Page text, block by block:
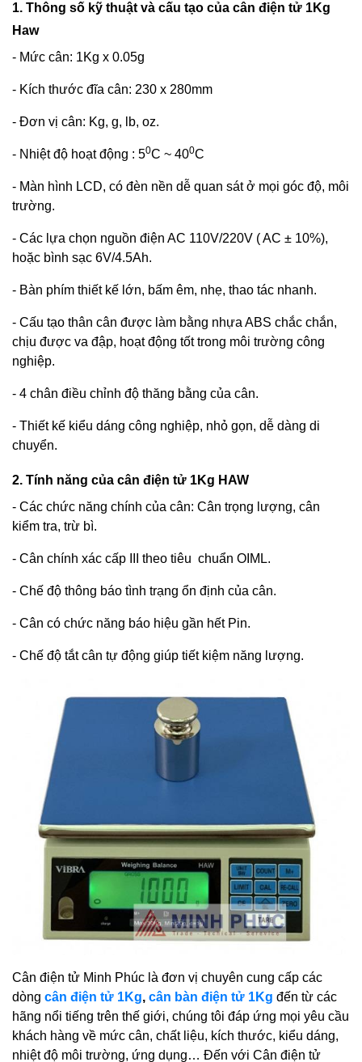
1. Thông số kỹ thuật và cấu tạo của cân điện tử 1Kg
Haw
- Mức cân: 1Kg x 0.05g
- Kích thước đĩa cân: 230 x 280mm
- Đơn vị cân: Kg, g, lb, oz.
- Nhiệt độ hoạt động : 50C ~ 400C
- Màn hình LCD, có đèn nền dễ quan sát ở mọi góc độ, môi
trường.
- Các lựa chọn nguồn điện AC 110V/220V ( AC ± 10%),
hoặc bình sạc 6V/4.5Ah.
- Bàn phím thiết kế lớn, bấm êm, nhẹ, thao tác nhanh.
- Cấu tạo thân cân được làm bằng nhựa ABS chắc chắn,
chịu được va đập, hoạt động tốt trong môi trường công
nghiệp.
- 4 chân điều chỉnh độ thăng bằng của cân.
- Thiết kế kiểu dáng công nghiệp, nhỏ gọn, dễ dàng di
chuyển.
2. Tính năng của cân điện tử 1Kg HAW
- Các chức năng chính của cân: Cân trọng lượng, cân
kiểm tra, trừ bì.
- Cân chính xác cấp III theo tiêu chuẩn OIML.
- Chế độ thông báo tình trạng ổn định của cân.
- Cân có chức năng báo hiệu gần hết Pin.
- Chế độ tắt cân tự động giúp tiết kiệm năng lượng.
Cân điện tử Minh Phúc là đơn vị chuyên cung cấp các
dòng cân điện tử 1Kg, cân bàn điện tử 1Kg đến từ các
hãng nổi tiếng trên thế giới, chúng tôi đáp ứng mọi yêu cầu
khách hàng về mức cân, chất liệu, kích thước, kiểu dáng,
nhiệt độ môi trường, ứng dụng… Đến với Cân điện tử